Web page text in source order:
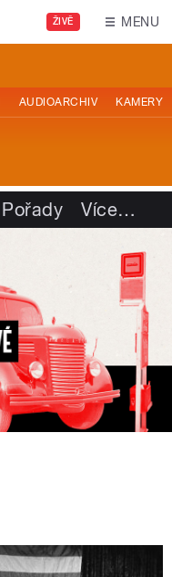
ŽIVĚ MENU
AUDIOARCHIV KAMERY
Pořady Více…